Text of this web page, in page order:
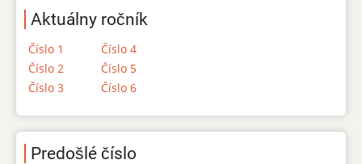
Aktuálny ročník
Číslo 1
Číslo 2
Číslo 3
Číslo 4
Číslo 5
Číslo 6
Predošlé číslo